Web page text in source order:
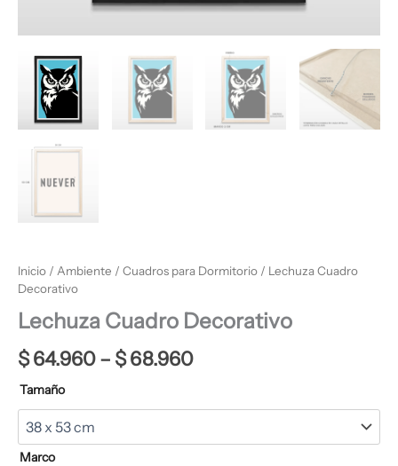
Inicio / Ambiente / Cuadros para Dormitorio / Lechuza Cuadro
Decorativo
Lechuza Cuadro Decorativo
$64.960– $68.960
Tamaño
Marco